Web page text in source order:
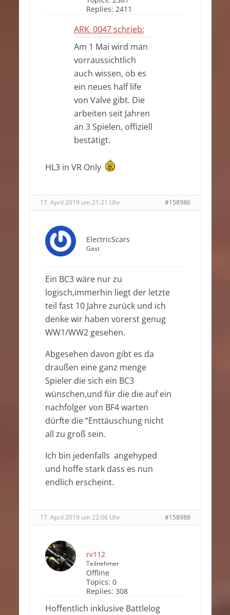
Replies: 2411
ARK_0047 schrieb:
Am 1 Mai wird man
vorraussichtlich
auch wissen, ob es
ein neues half life
von Valve gibt. Die
arbeiten seit Jahren
an 3 Spielen, offiziell
bestätigt.
HL3 in VR Only
17. April 2019 um 21:21 Uhr #158986
ElectricScars
Gast
Ein BC3 wäre nur zu
logisch,immerhin liegt der letzte
teil fast 10 Jahre zurück und ich
denke wir haben vorerst genug
WW1/WW2 gesehen.
Abgesehen davon gibt es da
draußen eine ganz menge
Spieler die sich ein BC3
wünschen,und für die die auf ein
nachfolger von BF4 warten
dürfte die “Enttäuschung nicht
all zu groß sein.
Ich bin jedenfalls angehyped
und hoffe stark dass es nun
endlich erscheint.
17. April 2019 um 22:06 Uhr #158988
rv112
Teilnehmer
Offline
Topics: 0
Replies: 308
Hoffentlich inklusive Battlelog